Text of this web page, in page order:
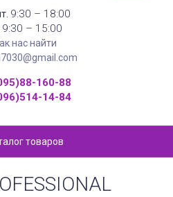
9:30 – 18:00
9:30 – 15:00
нас найти
160-88
14-84
товаров